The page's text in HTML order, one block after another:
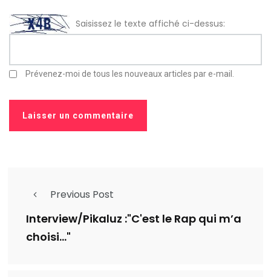
Saisissez le texte affiché ci-dessus:
Prévenez-moi de tous les nouveaux articles par e-mail.
Previous Post
Interview/Pikaluz :"C'est le Rap qui m’a
choisi..."